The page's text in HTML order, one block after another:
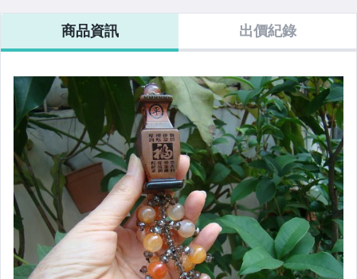
商品資訊 出價紀錄